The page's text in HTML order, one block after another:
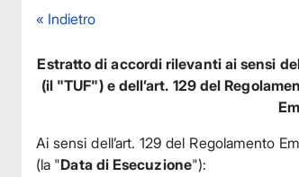
« Indietro
Estratto di accordi rilevanti ai sensi
(il "TUF") e dell’art. 129 del
Ai sensi dell’art. 129 del Regolamento
(la "Data di Esecuzione"):